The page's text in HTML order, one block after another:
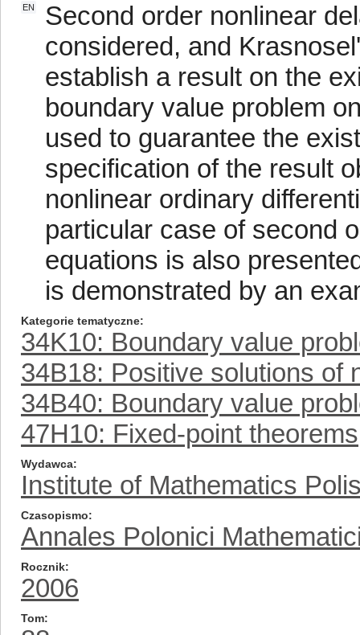
EN
Second order nonlinear
considered, and
establish a result on the
boundary value problem
used to guarantee the
specification of the result
nonlinear ordinary
particular case of second
equations is also
is demonstrated by an
Kategorie tematyczne
34K10: Boundary value
34B18: Positive solutions of
34B40: Boundary value
47H10: Fixed-point theorems
Wydawca
Institute of Mathematics
Czasopismo
Annales Polonici
Rocznik
2006
Tom